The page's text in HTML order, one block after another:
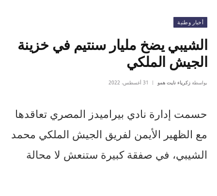
أخبار وطنية
الشيبي يضخ مليار سنتيم في خزينة
الجيش الملكي
بواسطة زكرياء نايت همو 31 أغسطس، 2022
حسمت إدارة نادي بيراميدز المصري تعاقدها
مع الظهير الأيمن لفريق الجيش الملكي محمد
الشيبي، في صفقة كبيرة ستنعش لا محالة